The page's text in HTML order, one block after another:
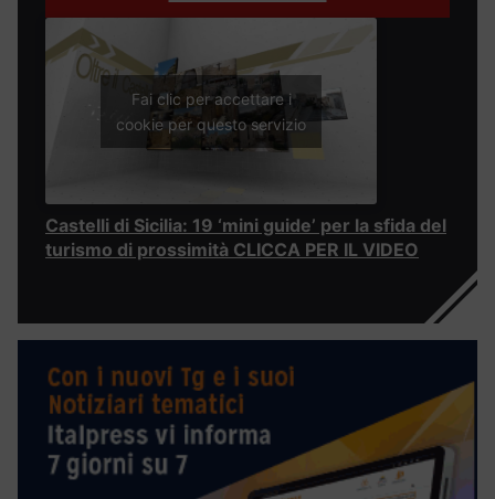
Fai clic per accettare i
cookie per questo servizio
Castelli di Sicilia: 19 ‘mini guide’ per la sfida del
turismo di prossimità CLICCA PER IL VIDEO